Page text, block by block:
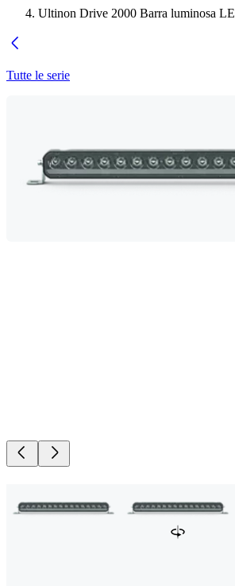
Ultinon Drive 2000 Barra luminosa
Tutte le serie